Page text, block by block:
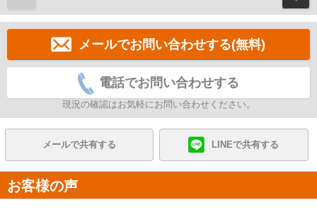
メールでお問い合わせする(無料)
電話でお問い合わせする
現況の確認はお気軽にお問い合わせください。
メールで共有する LINEで共有する
お客様の声